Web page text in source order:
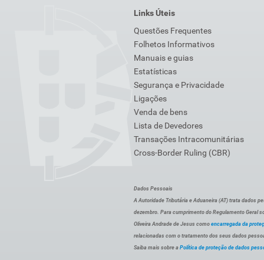
Links Úteis
Questões Frequentes
Folhetos Informativos
Manuais e guias
Estatísticas
Segurança e Privacidade
Ligações
Venda de bens
Lista de Devedores
Transações Intracomunitárias
Cross-Border Ruling (CBR)
Dados Pessoais
A Autoridade Tributária e Aduaneira (AT) trata dados
dezembro. Para cumprimento do Regulamento Geral
Oliveira Andrade de Jesus como encarregada da
relacionadas com o tratamento dos seus dados
Saiba mais sobre a Política de proteção de dados